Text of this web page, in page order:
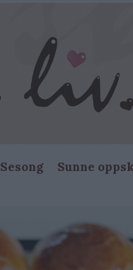
Sesong Sunne